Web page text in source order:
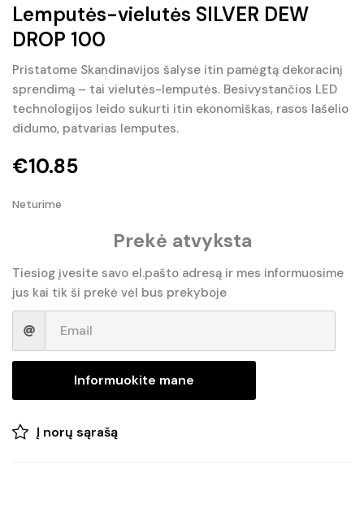
Lemputės-vielutės SILVER DEW
DROP 100
Pristatome Skandinavijos šalyse itin pamėgtą dekoracinį
sprendimą – tai vielutės-lemputės. Besivystančios LED
technologijos leido sukurti itin ekonomiškas, rasos lašelio
didumo, patvarias lemputes.
€10.85
Neturime
Prekė atvyksta
Tiesiog įvesite savo el.pašto adresą ir mes informuosime
jus kai tik ši prekė vėl bus prekyboje
Informuokite mane
Į norų sąrašą